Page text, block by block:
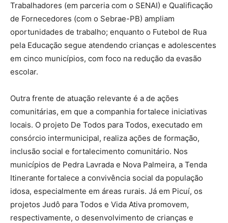
Trabalhadores (em parceria com o SENAI) e Qualificação
de Fornecedores (com o Sebrae-PB) ampliam
oportunidades de trabalho; enquanto o Futebol de Rua
pela Educação segue atendendo crianças e adolescentes
em cinco municípios, com foco na redução da evasão
escolar.
Outra frente de atuação relevante é a de ações
comunitárias, em que a companhia fortalece iniciativas
locais. O projeto De Todos para Todos, executado em
consórcio intermunicipal, realiza ações de formação,
inclusão social e fortalecimento comunitário. Nos
municípios de Pedra Lavrada e Nova Palmeira, a Tenda
Itinerante fortalece a convivência social da população
idosa, especialmente em áreas rurais. Já em Picuí, os
projetos Judô para Todos e Vida Ativa promovem,
respectivamente, o desenvolvimento de crianças e